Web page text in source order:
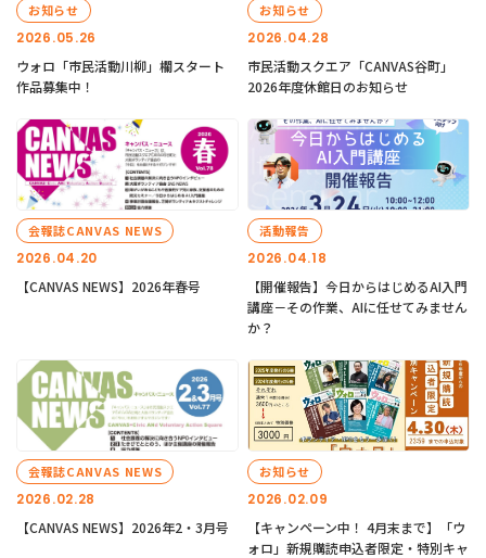
2026.05.26
お知らせ
ウォロ「市民活動川柳」欄スタート
作品募集中！
2026.04.28
お知らせ
市民活動スクエア「CANVAS谷町」
2026年度休館日のお知らせ
2026.04.20
会報誌CANVAS NEWS
【CANVAS NEWS】2026年春号
2026.04.18
活動報告
【開催報告】今日からはじめるAI入門
講座－その作業、AIに任せてみません
か？
2026.02.28
会報誌CANVAS NEWS
【CANVAS NEWS】2026年2・3月号
2026.02.09
お知らせ
【キャンペーン中！ 4月末まで】「ウ
ォロ」新規購読申込者限定・特別キャ